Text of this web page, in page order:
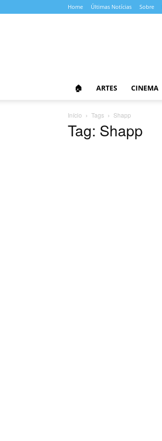
Home Últimas Notícias Sobre
🏠 ARTES CINEMA
Início Tags Shapp
Tag: Shapp